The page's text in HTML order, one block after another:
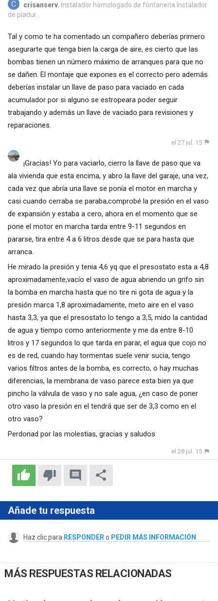
crisanserv, Instalador homologado de fontaneria Instalador
de pladur...
Tal y como te ha comentado un compañero deberías primero
asegurarte que tenga bien la carga de aire, es cierto que las
bombas tienen un número máximo de arranques para que no
se dañen. El montaje que expones es el correcto pero además
deberías instalar un llave de paso para vaciado en cada
acumulador por si alguno se estropeara poder seguir
trabajando y además un llave de vaciado para revisiones y
reparaciones.
el 27 jul. 15
¡Gracias! Yo para vaciarlo, cierro la llave de paso que va
ala vivienda que esta encima, y abro la llave del garaje, una vez,
cada vez que abría una llave se ponía el motor en marcha y
casi cuando cerraba se paraba,comprobé la presión en el vaso
de expansión y estaba a cero, ahora en el momento que se
pone el motor en marcha tarda entre 9-11 segundos en
pararse, tira entre 4 a 6 litros desde que se para hasta que
arranca.
He mirado la presión y tenia 4,6 yq que el presostato esta a 4,8
aproximadamente,vacío el vaso de agua abriendo un grifo sin
la bomba en marcha hasta que no tire ni gota de agua y la
presión marca 1,8 aproximadamente, meto aire en el vaso
hasta 3,3, ya que el presostato lo tengo a 3,5, mido la cantidad
de agua y tiempo como anteriormente y me da entre 8-10
litros y 17 segundos lo que tarda en parar, el agua que cojo no
es de red, cuando hay tormentas suele venir sucia, tengo
varios filtros antes de la bomba, es correcto, o hay muchas
diferencias, la membrana de vaso parece esta bien ya que
pincho la válvula de vaso y no sale agua, ¿en caso de poner
otro vaso la presión en el tendrá que ser de 3,3 como en el
otro vaso?
Perdonad por las molestias, gracias y saludos
el 28 jul. 15
Añade tu respuesta
Haz clic para RESPONDER o PEDIR MÁS INFORMACIÓN
MÁS RESPUESTAS RELACIONADAS